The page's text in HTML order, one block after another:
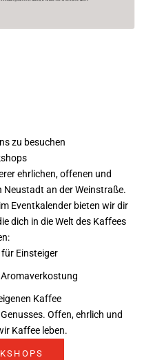
zu besuchen
ehrlichen, offenen und
an der Weinstraße.
Eventkalender bieten wir dir
dich in die Welt des Kaffees
Einsteiger
Kaffee
Offen, ehrlich und
Kaffee leben.